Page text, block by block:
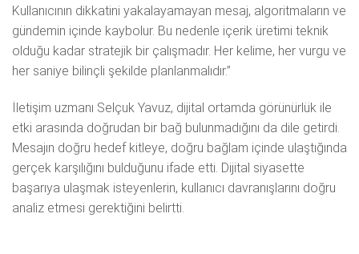
Kullanıcının dikkatini yakalayamayan mesaj, algoritmaların ve
gündemin içinde kaybolur. Bu nedenle içerik üretimi teknik
olduğu kadar stratejik bir çalışmadır. Her kelime, her vurgu ve
her saniye bilinçli şekilde planlanmalıdır.”
İletişim uzmanı Selçuk Yavuz, dijital ortamda görünürlük ile
etki arasında doğrudan bir bağ bulunmadığını da dile getirdi.
Mesajın doğru hedef kitleye, doğru bağlam içinde ulaştığında
gerçek karşılığını bulduğunu ifade etti. Dijital siyasette
başarıya ulaşmak isteyenlerin, kullanıcı davranışlarını doğru
analiz etmesi gerektiğini belirtti.